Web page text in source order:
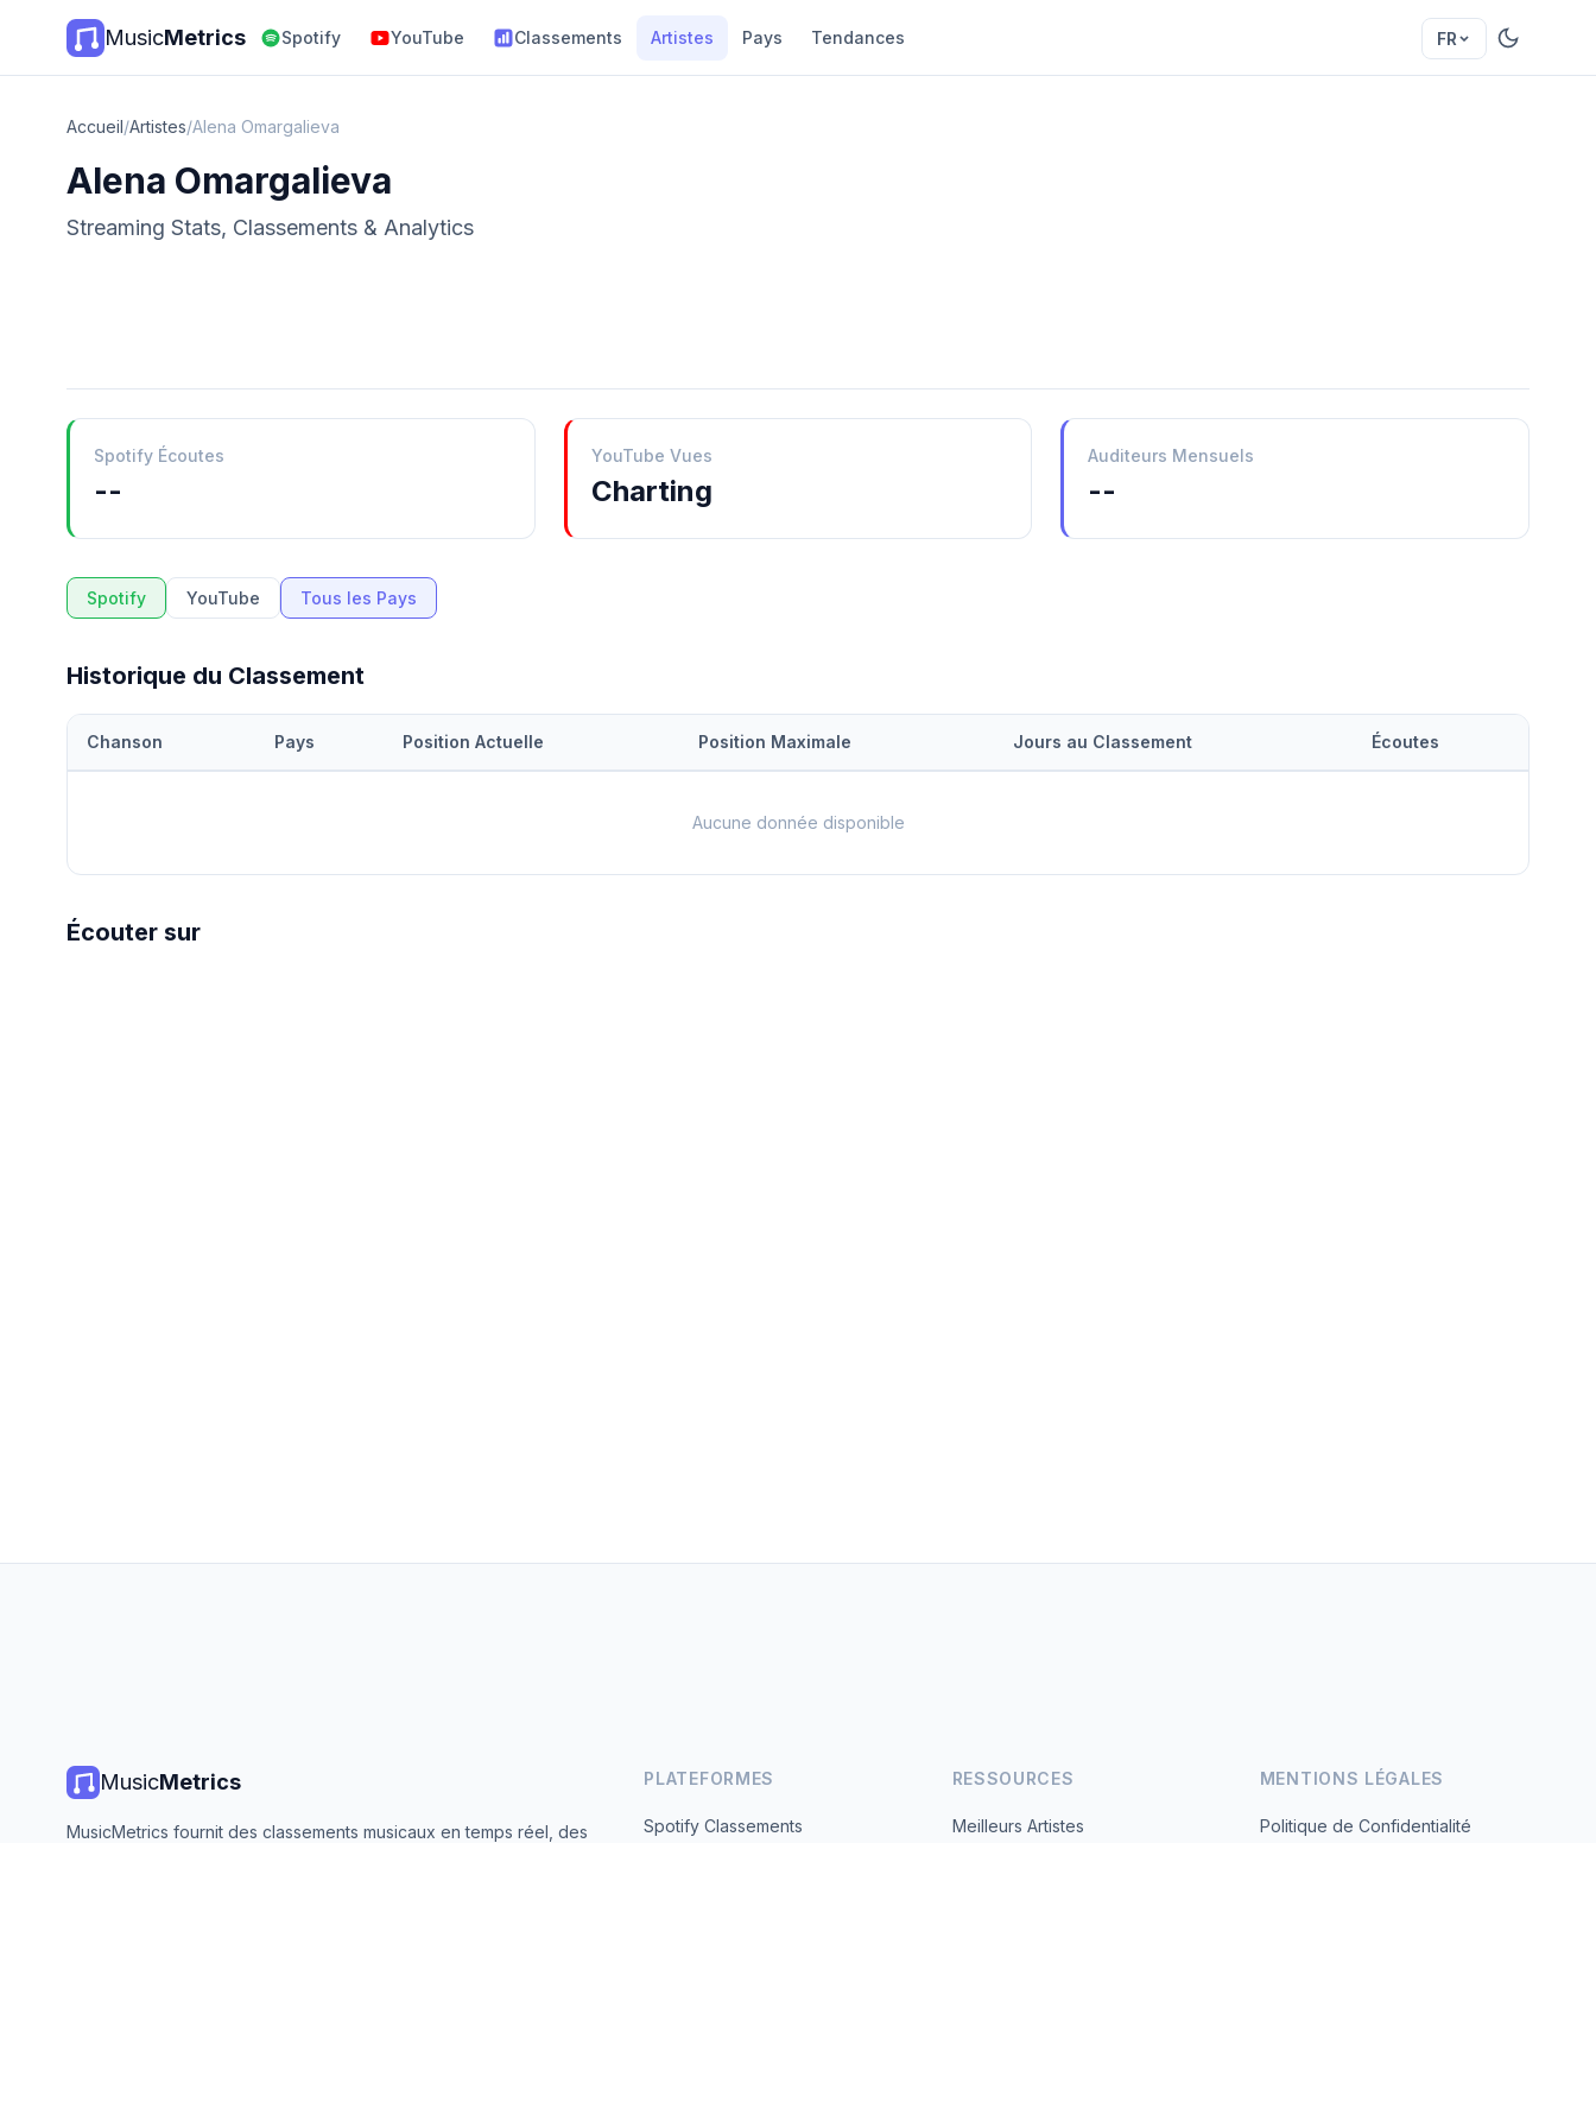
MusicMetrics Spotify YouTube Classements Artistes Pays Tendances FR
Accueil/Artistes/Alena Omargalieva
Alena Omargalieva
Streaming Stats, Classements & Analytics
Spotify Écoutes
--
YouTube Vues
Charting
Auditeurs Mensuels
--
Spotify YouTube Tous les Pays
Historique du Classement
Chanson Pays Position Actuelle Position Maximale Jours au Classement Écoutes
Aucune donnée disponible
Écouter sur
MusicMetrics
MusicMetrics fournit des classements musicaux en temps réel, des
PLATEFORMES
Spotify Classements
RESSOURCES
Meilleurs Artistes
MENTIONS LÉGALES
Politique de Confidentialité